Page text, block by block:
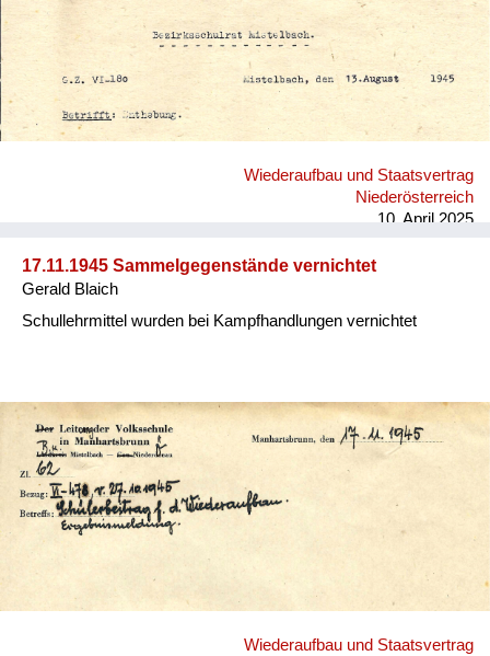
Wiederaufbau und Staatsvertrag
Niederösterreich
10. April 2025
17.11.1945 Sammelgegenstände vernichtet
Gerald Blaich
Schullehrmittel wurden bei Kampfhandlungen vernichtet
Wiederaufbau und Staatsvertrag